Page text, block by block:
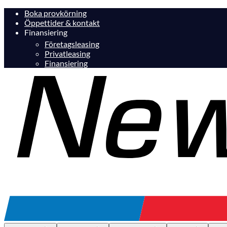
Boka provkörning
Öppettider & kontakt
Finansiering
Företagsleasing
Privatleasing
Finansiering